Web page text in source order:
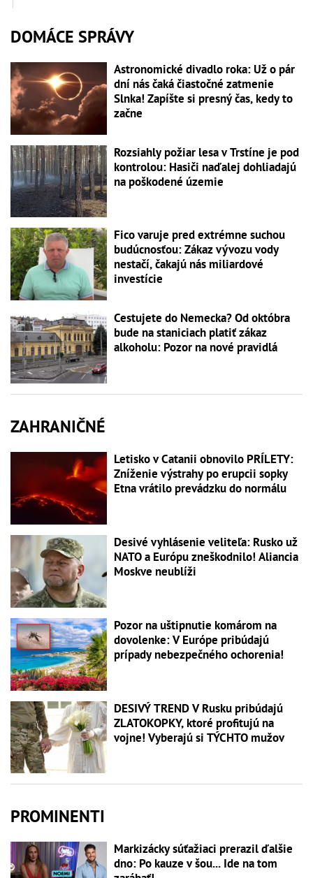
DOMÁCE SPRÁVY
Astronomické divadlo roka: Už o pár
dní nás čaká čiastočné zatmenie
Slnka! Zapíšte si presný čas, kedy to
začne
Rozsiahly požiar lesa v Trstíne je pod
kontrolou: Hasiči naďalej dohliadajú
na poškodené územie
Fico varuje pred extrémne suchou
budúcnosťou: Zákaz vývozu vody
nestačí, čakajú nás miliardové
investície
Cestujete do Nemecka? Od októbra
bude na staniciach platiť zákaz
alkoholu: Pozor na nové pravidlá
ZAHRANIČNÉ
Letisko v Catanii obnovilo PRÍLETY:
Zníženie výstrahy po erupcii sopky
Etna vrátilo prevádzku do normálu
Desivé vyhlásenie veliteľa: Rusko už
NATO a Európu zneškodnilo! Aliancia
Moskve neublíži
Pozor na uštipnutie komárom na
dovolenke: V Európe pribúdajú
prípady nebezpečného ochorenia!
DESIVÝ TREND V Rusku pribúdajú
ZLATOKOPKY, ktoré profitujú na
vojne! Vyberajú si TÝCHTO mužov
PROMINENTI
Markizácky súťažiaci prerazil ďalšie
dno: Po kauze v šou... Ide na tom